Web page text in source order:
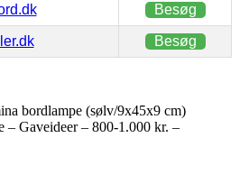
Besøg
Besøg
bordlampe (sølv/9x45x9 cm)
– Gaveideer – 800-1.000 kr. –